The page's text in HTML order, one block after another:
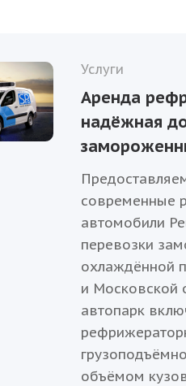
Услуги
Аренда
надёжная
современные
автомобили
перевозки
охлаждённой
и Московской
автопарк
объёмом